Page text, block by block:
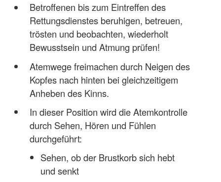
Betroffenen bis zum Eintreffen des
Rettungsdienstes beruhigen, betreuen,
trösten und beobachten, wiederholt
Bewusstsein und Atmung prüfen!
Atemwege freimachen durch Neigen des
Kopfes nach hinten bei gleichzeitigem
Anheben des Kinns.
In dieser Position wird die Atemkontrolle
durch Sehen, Hören und Fühlen
durchgeführt:
Sehen, ob der Brustkorb sich hebt
und senkt